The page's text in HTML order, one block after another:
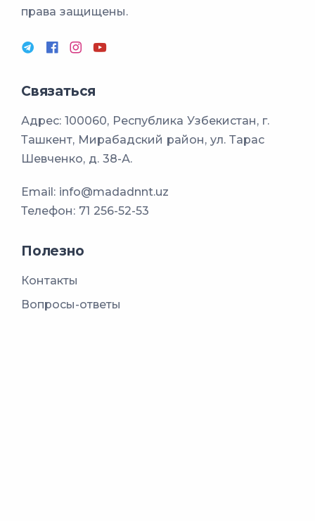
права защищены.
Связаться
Адрес: 100060, Республика Узбекистан, г.
Ташкент, Мирабадский район, ул. Тарас
Шевченко, д. 38-А.
Email: info@madadnnt.uz
Телефон: 71 256-52-53
Полезно
Контакты
Вопросы-ответы